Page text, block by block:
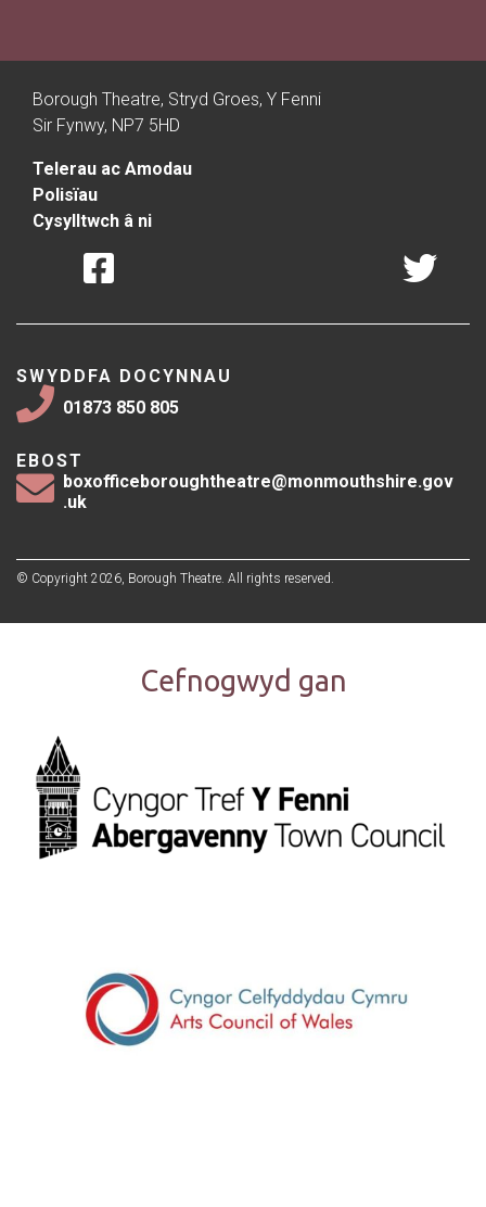
Borough Theatre, Stryd Groes, Y Fenni
Sir Fynwy, NP7 5HD
Telerau ac Amodau
Polisïau
Cysylltwch â ni
SWYDDFA DOCYNNAU
01873 850 805
EBOST
boxofficeboroughtheatre@monmouthshire.gov
.uk
© Copyright 2026, Borough Theatre. All rights reserved.
Cefnogwyd gan